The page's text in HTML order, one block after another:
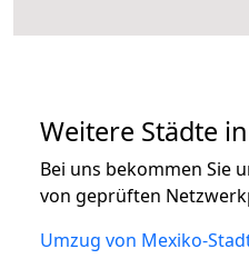
Weitere Städte in
Bei uns bekommen Sie
von geprüften
Umzug von Mexiko-